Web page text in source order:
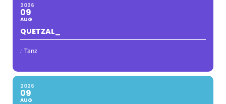
2026
09
AUG
QUETZAL_
: Tanz
2026
09
AUG